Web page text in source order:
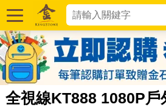
全視線KT888 1080P戶